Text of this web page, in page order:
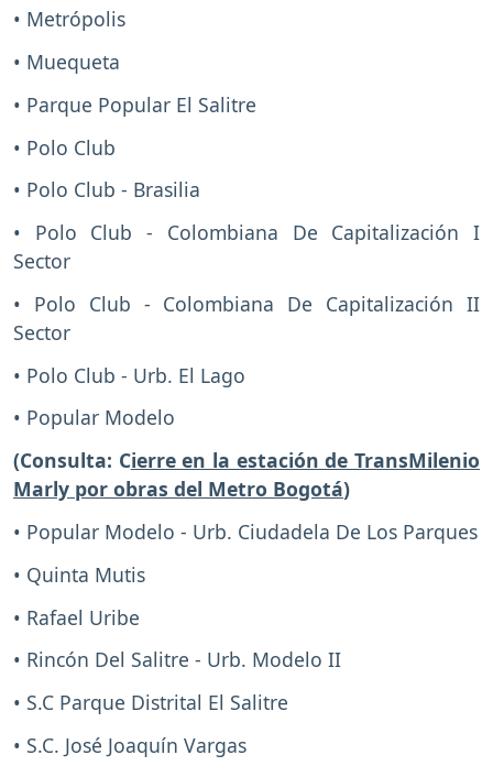
• Metrópolis
• Muequeta
• Parque Popular El Salitre
• Polo Club
• Polo Club - Brasilia
• Polo Club - Colombiana De Capitalización I
Sector
• Polo Club - Colombiana De Capitalización II
Sector
• Polo Club - Urb. El Lago
• Popular Modelo
(Consulta: Cierre en la estación de TransMilenio
Marly por obras del Metro Bogotá)
• Popular Modelo - Urb. Ciudadela De Los Parques
• Quinta Mutis
• Rafael Uribe
• Rincón Del Salitre - Urb. Modelo II
• S.C Parque Distrital El Salitre
• S.C. José Joaquín Vargas